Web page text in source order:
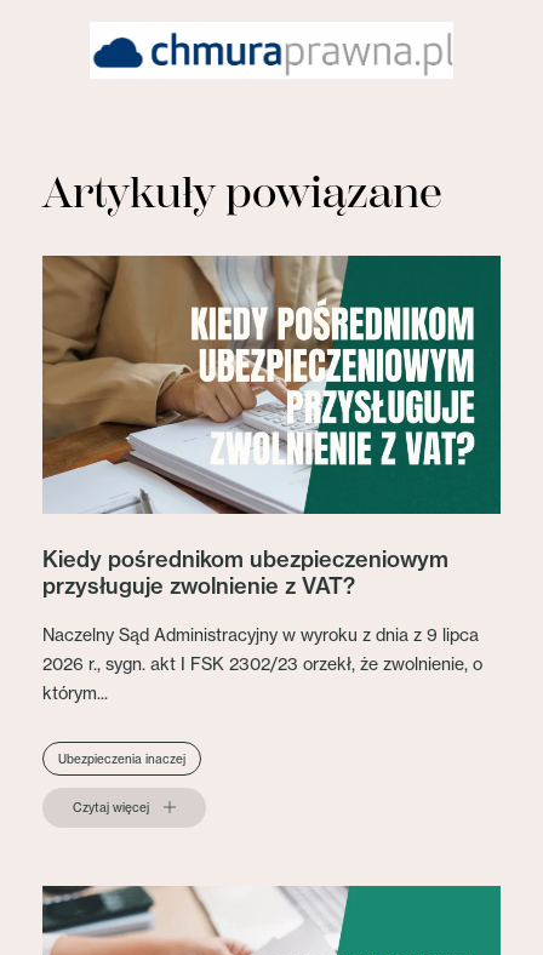
Artykuły powiązane
Kiedy pośrednikom ubezpieczeniowym
przysługuje zwolnienie z VAT?
Naczelny Sąd Administracyjny w wyroku z dnia z 9 lipca
2026 r., sygn. akt I FSK 2302/23 orzekł, że zwolnienie, o
którym...
Ubezpieczenia inaczej
Czytaj więcej